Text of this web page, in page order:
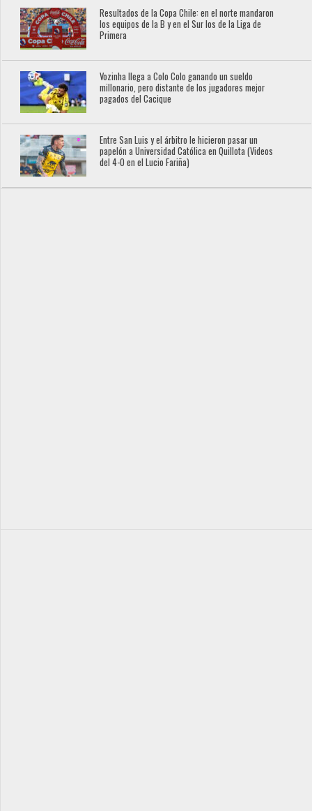
Resultados de la Copa Chile: en el norte mandaron
los equipos de la B y en el Sur los de la Liga de
Primera
Vozinha llega a Colo Colo ganando un sueldo
millonario, pero distante de los jugadores mejor
pagados del Cacique
Entre San Luis y el árbitro le hicieron pasar un
papelón a Universidad Católica en Quillota (Videos
del 4-0 en el Lucio Fariña)